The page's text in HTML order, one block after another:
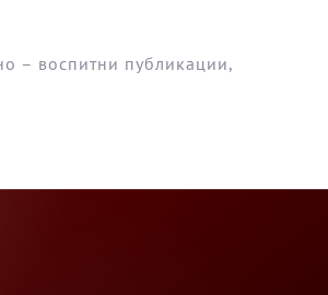
– воспитни публикации,